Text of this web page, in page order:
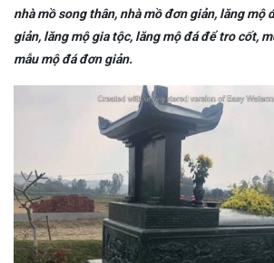
nhà mồ song thân, nhà mồ đơn giản, lăng mộ
giản, lăng mộ gia tộc, lăng mộ đá để tro cốt,
mẫu mộ đá đơn giản.